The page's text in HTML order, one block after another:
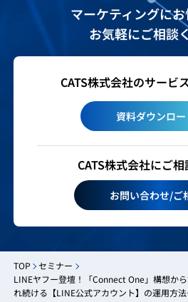
マーケティングに
お気軽にご相談
CATS株式会社のサービ
資料ダウンロー
CATS株式会社にご
お問い合わせ/ご
TOP
セミナー
LINEヤフー登壇！「Connect One」構想か
れ続ける【LINE公式アカウント】の運用方法